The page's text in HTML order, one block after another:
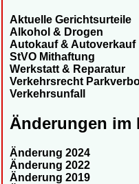
Aktuelle Gerichtsurteile
Alkohol & Drogen
Autokauf & Autoverkauf
StVO Mithaftung
Werkstatt & Reparatur
Verkehrsrecht
Verkehrsunfall
Änderungen im
Änderung 2024
Änderung 2022
Änderung 2019